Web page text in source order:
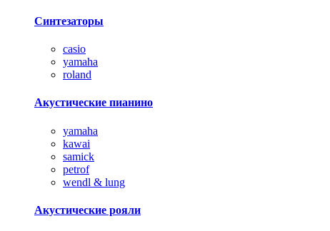
Синтезаторы
casio
yamaha
roland
Акустические пианино
yamaha
kawai
samick
petrof
wendl & lung
Акустические рояли